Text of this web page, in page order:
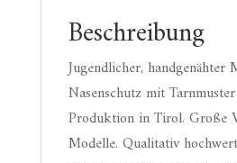
Beschreibung
Jugendlicher, handgenähter
Nasenschutz mit
Produktion in Tirol. Große
Modelle. Qualitativ